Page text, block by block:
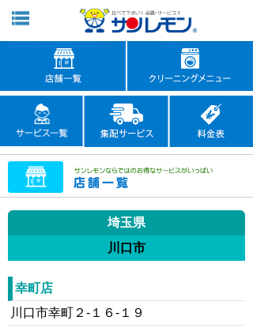
埼玉県
川口市
幸町店
川口市幸町２-１６-１９